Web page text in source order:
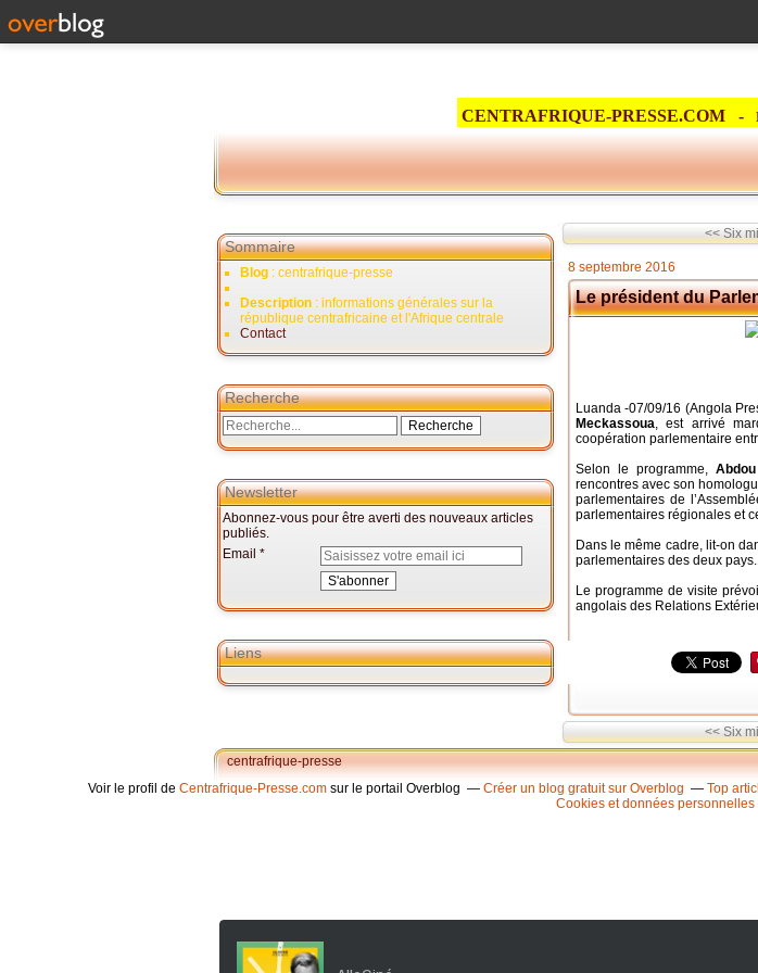
CENTRAFRIQUE-PRESSE.COM -
Sommaire
Blog : centrafrique-presse
Description : informations générales sur la
république centrafricaine et l'Afrique centrale
Contact
Recherche
Newsletter
Abonnez-vous pour être averti des nouveaux articles
publiés.
Email
Liens
<< Six
8 septembre 2016
Le président du
Luanda -07/09/16 (Angola
Meckassoua, est arrivé
coopération parlementaire
Selon le programme,
rencontres avec son
parlementaires de
parlementaires régionales et
Dans le même cadre, lit-on
parlementaires des deux pays.
Le programme de visite
angolais des Relations
<< Six
centrafrique-presse
Voir le profil de Centrafrique-Presse.com sur le portail Overblog Créer un blog gratuit sur Overblog Top
Cookies et données personnelles